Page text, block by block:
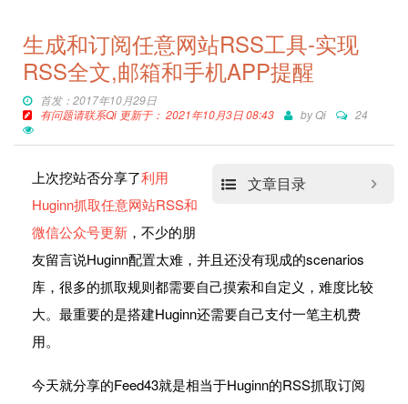
生成和订阅任意网站RSS工具-实现
RSS全文,邮箱和手机APP提醒
首发：2017年10月29日
有问题请联系Qi 更新于： 2021年10月3日 08:43
byQi 24
文章目录
上次挖站否分享了利用
Huginn抓取任意网站RSS和
微信公众号更新 ，不少的朋
友留言说Huginn配置太难，并且还没有现成的scenarios
库，很多的抓取规则都需要自己摸索和自定义，难度比较
大。最重要的是搭建Huginn还需要自己支付一笔主机费
用。
今天就分享的Feed43就是相当于Huginn的RSS抓取订阅